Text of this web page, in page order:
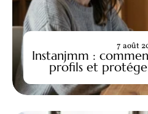
Instanjmm :
profils et
7 août